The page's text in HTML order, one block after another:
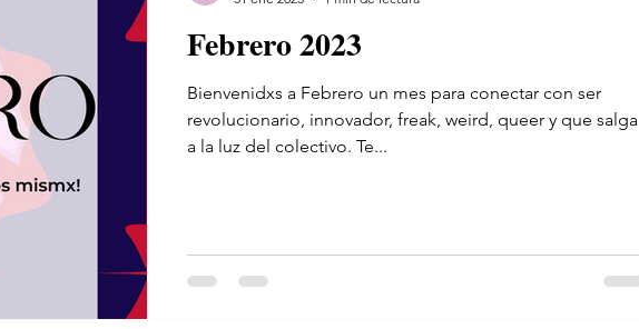
Febrero 2023
Bienvenidxs a Febrero un mes para conectar con ser
revolucionario, innovador, freak, weird, queer y que salga
a la luz del colectivo. Te...